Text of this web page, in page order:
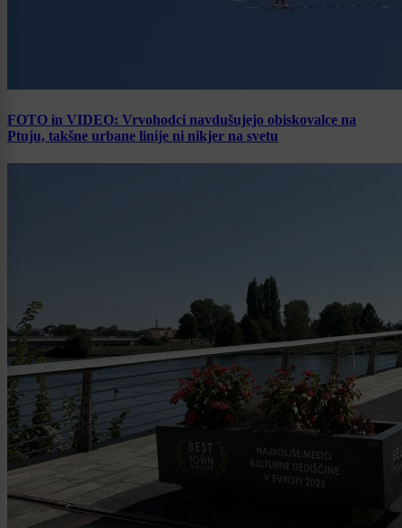
FOTO in VIDEO: Vrvohodci navdušujejo obiskovalce na
Ptuju, takšne urbane linije ni nikjer na svetu